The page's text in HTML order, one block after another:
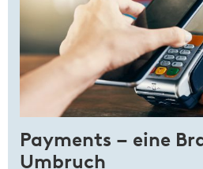
Payments – eine
Umbruch